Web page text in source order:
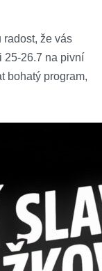
radost, že vás
25-26.7 na pivní
bohatý program,